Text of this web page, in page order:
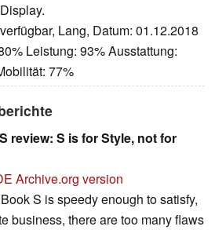
Lang, Datum: 01.12.2018
Leistung: 93% Ausstattung:
77%
review: S is for Style, not for
Archive.org version
S is speedy enough to satisfy,
business, there are too many flaws